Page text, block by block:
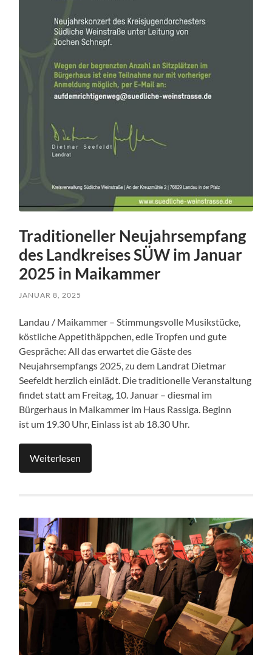
Traditioneller Neujahrsempfang
des Landkreises SÜW im Januar
2025 in Maikammer
JANUAR 8, 2025
Landau / Maikammer – Stimmungsvolle Musikstücke,
köstliche Appetithäppchen, edle Tropfen und gute
Gespräche: All das erwartet die Gäste des
Neujahrsempfangs 2025, zu dem Landrat Dietmar
Seefeldt herzlich einlädt. Die traditionelle Veranstaltung
findet statt am Freitag, 10. Januar – diesmal im
Bürgerhaus in Maikammer im Haus Rassiga. Beginn
ist um 19.30 Uhr, Einlass ist ab 18.30 Uhr.
Weiterlesen